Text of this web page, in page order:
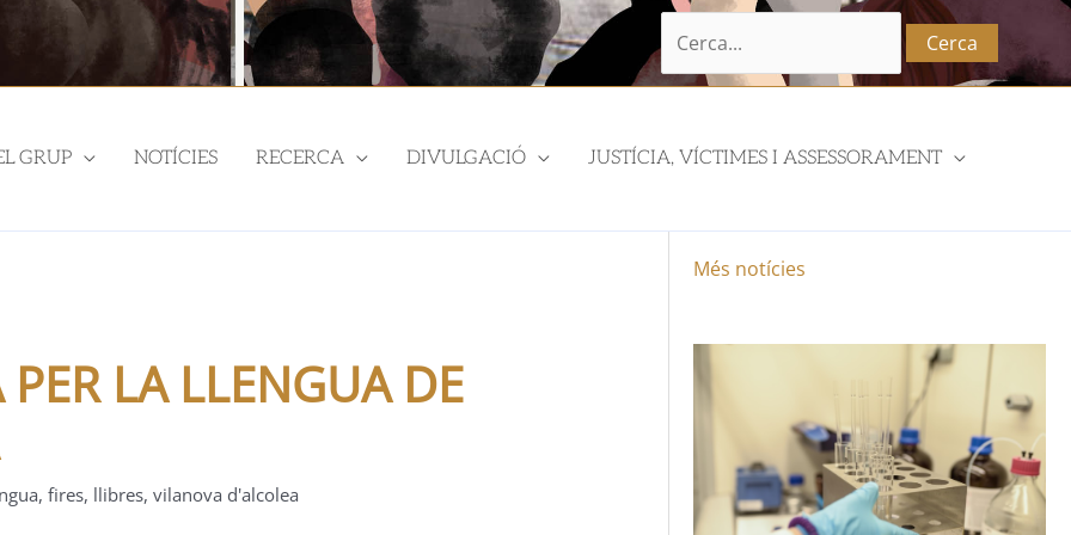
GRUP NOTÍCIES RECERCA DIVULGACIÓ JUSTÍCIA, VÍCTIMES I ASSESSORAMENT
LA LLENGUA DE
, fires, llibres, vilanova d'alcolea
Més notícies